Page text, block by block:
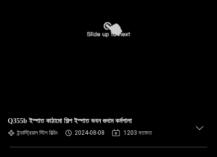
Q355b ইস্পাত কাঠামো শিল্প ইস্পাত ভবন গুদাম কর্মশালা
ইন্ডাস্ট্রিয়াল স্টিল বিল্ডিং 2024-08-08 1203 মতামত